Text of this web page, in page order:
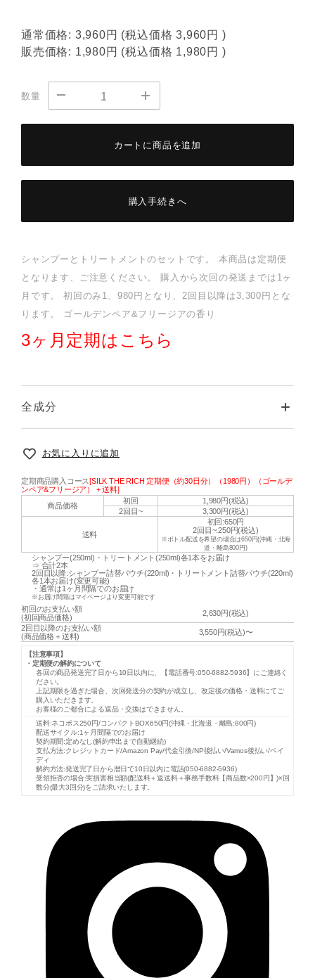
通常価格: 3,960円 (税込価格3,960円 )
販売価格: 1,980円 (税込価格 1,980円 )
数量
カートに商品を追加
購入手続きへ
シャンプーとトリートメントのセットです。 本商品は定期便
となります、ご注意ください。 購入から次回の発送までは1ヶ
月です。 初回のみ1、980円となり、2回目以降は3,300円とな
ります。 ゴールデンペア&フリージアの香り
3ヶ月定期はこちら
全成分
お気に入りに追加
定期商品購入コース[SILK THE RICH 定期便（約30日分）（1980円）（ゴールデ
ンペア&フリージア） + 送料]
商品価格
初回
1,980円(税込)
2回目~
3,300円(税込)
送料
初回:650円
2回目~:250円(税込)
※ボトル配送を希望の場合は650円(沖縄・北海
道・離島800円)
シャンプー(250ml)・トリートメント(250ml)各1本をお届け
⇒ 合計2本
2回目以降:シャンプー詰替パウチ(220ml)・トリートメント詰替パウチ(220ml)
各1本お届け(変更可能)
・通常は1ヶ月間隔でのお届け
※お届け間隔はマイページより変更可能です
初回のお支払い額
(初回商品価格)
2,630円(税込)
2回目以降のお支払い額
(商品価格＋送料)
3,550円(税込)〜
【注意事項】
・定期便の解約について
各回の商品発送完了日から10日以内に、【電話番号:050-6882-5936】にご連絡く
ださい。
上記期限を過ぎた場合、次回発送分の契約が成立し、改定後の価格・送料にてご
購入いただきます。
お客様のご都合による返品・交換はできません。
送料:ネコポス250円/コンパクトBOX650円(沖縄・北海道・離島:800円)
配送サイクル:1ヶ月間隔でのお届け
契約期間:定めなし(解約申出まで自動継続)
支払方法:クレジットカード/Amazon Pay/代金引換/NP後払い/Vamos後払い/ペイ
ディ
解約方法:発送完了日から暦日で10日以内に電話(050-6882-5936)
受領拒否の場合:実損害相当額(配送料＋返送料＋事務手数料【商品数×200円】)×回
数分(最大3回分)をご請求いたします。